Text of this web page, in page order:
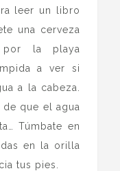
leer un libro
una cerveza
la playa
a ver si
a la cabeza.
que el agua
Túmbate en
en la orilla
tus pies.